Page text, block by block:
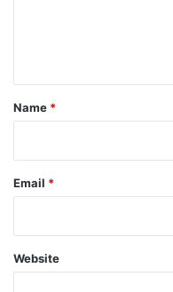
*
Name *
Email *
Website